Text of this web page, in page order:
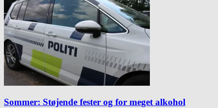
Sommer: Støjende fester og for meget alkohol